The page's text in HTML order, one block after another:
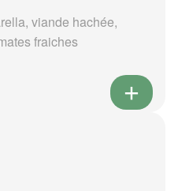
viande hachée,
fraiches